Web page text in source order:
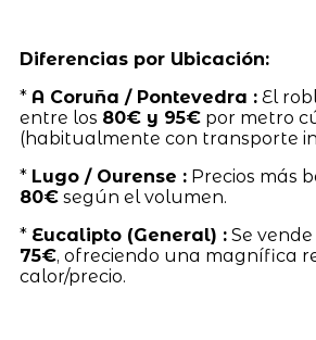
Diferencias por Ubicación:
* A Coruña / Pontevedra :El
entre los 80€ y 95€por metro
(habitualmente con transporte
* Lugo / Ourense :Precios más
80€según el volumen.
* Eucalipto (General) :Se
75€, ofreciendo una magnífica
calor/precio.